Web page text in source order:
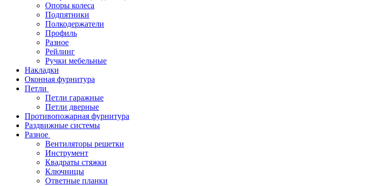
Опоры колеса
Подпятники
Полкодержатели
Профиль
Разное
Рейлинг
Ручки мебельные
Накладки
Оконная фурнитура
Петли
Петли гаражные
Петли дверные
Противопожарная фурнитура
Раздвижные системы
Разное
Вентиляторы решетки
Инструмент
Квадраты стяжки
Ключницы
Ответные планки